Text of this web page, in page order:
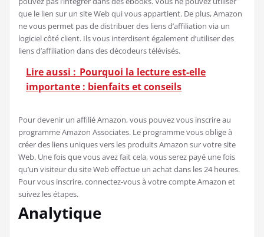
que le lien sur un site Web qui vous appartient. De plus, Amazon
ne vous permet pas de distribuer des liens d’affiliation via un
logiciel côté client. Ils vous interdisent également d’utiliser des
liens d’affiliation dans des décodeurs télévisés.
Lire aussi : Pourquoi la lecture est-elle
importante : bienfaits et conseils
Pour devenir un affilié Amazon, vous pouvez vous inscrire au
programme Amazon Associates. Le programme vous oblige à
créer des liens uniques vers les produits Amazon sur votre site
Web. Une fois que vous avez fait cela, vous serez payé une fois
qu’un visiteur du site Web effectue un achat dans les 24 heures.
Pour vous inscrire, connectez-vous à votre compte Amazon et
suivez les étapes.
Analytique